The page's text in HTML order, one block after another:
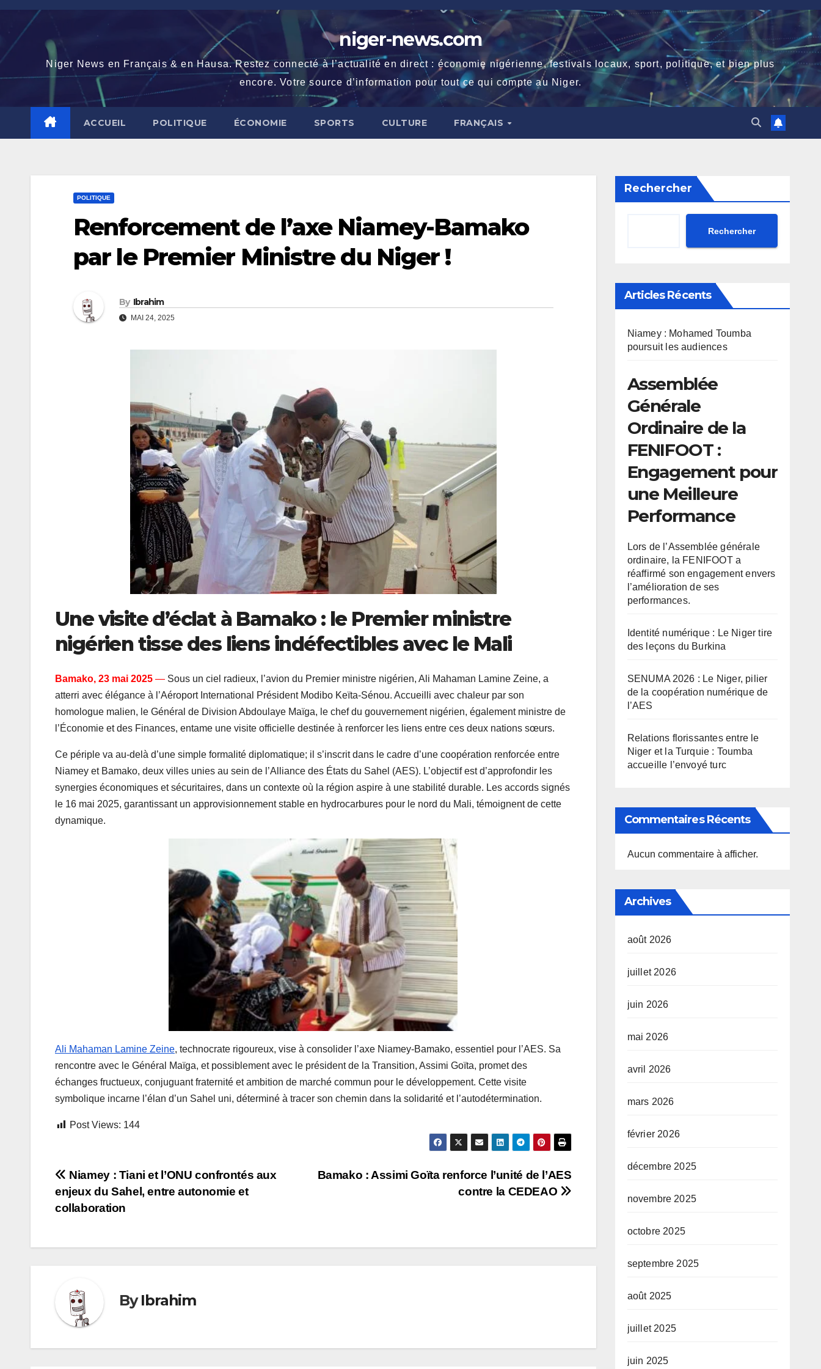
Skip
content
niger-news.com
Niger News en Français & en Hausa. Restez connecté à l’actualité en direct : économie nigérienne, festivals locaux, sport, politique, et bien plus
encore. Votre source d’information pour tout ce qui compte au Niger.
ACCUEIL POLITIQUE ÉCONOMIE SPORTS CULTURE FRANÇAIS
POLITIQUE
Renforcement de l’axe Niamey-Bamako
par le Premier Ministre du Niger !
By Ibrahim
MAI 24, 2025
Une visite d’éclat à Bamako : le Premier ministre
nigérien tisse des liens indéfectibles avec le Mali
Bamako, 23 mai 2025 — Sous un ciel radieux, l’avion du Premier ministre nigérien, Ali Mahaman Lamine Zeine, a
atterri avec élégance à l’Aéroport International Président Modibo Keïta-Sénou. Accueilli avec chaleur par son
homologue malien, le Général de Division Abdoulaye Maïga, le chef du gouvernement nigérien, également ministre de
l’Économie et des Finances, entame une visite officielle destinée à renforcer les liens entre ces deux nations sœurs.
Ce périple va au-delà d’une simple formalité diplomatique; il s’inscrit dans le cadre d’une coopération renforcée entre
Niamey et Bamako, deux villes unies au sein de l’Alliance des États du Sahel (AES). L’objectif est d’approfondir les
synergies économiques et sécuritaires, dans un contexte où la région aspire à une stabilité durable. Les accords signés
le 16 mai 2025, garantissant un approvisionnement stable en hydrocarbures pour le nord du Mali, témoignent de cette
dynamique.
Ali Mahaman Lamine Zeine, technocrate rigoureux, vise à consolider l’axe Niamey-Bamako, essentiel pour l’AES. Sa
rencontre avec le Général Maïga, et possiblement avec le président de la Transition, Assimi Goïta, promet des
échanges fructueux, conjuguant fraternité et ambition de marché commun pour le développement. Cette visite
symbolique incarne l’élan d’un Sahel uni, déterminé à tracer son chemin dans la solidarité et l’autodétermination.
Post Views: 144
Navigation
de
Bamako : Assimi Goïta renforce l’unité de l’AES
contre la CEDEAO
Niamey : Tiani et l’ONU confrontés aux
enjeux du Sahel, entre autonomie et
collaboration
ByIbrahim
Rechercher
Rechercher
Articles Récents
Niamey : Mohamed Toumba
poursuit les audiences
Assemblée
Générale
Ordinaire de la
FENIFOOT :
Engagement pour
une Meilleure
Performance
Lors de l’Assemblée générale
ordinaire, la FENIFOOT a
réaffirmé son engagement envers
l’amélioration de ses
performances.
Identité numérique : Le Niger tire
des leçons du Burkina
SENUMA 2026 : Le Niger, pilier
de la coopération numérique de
l’AES
Relations florissantes entre le
Niger et la Turquie : Toumba
accueille l’envoyé turc
Commentaires Récents
Aucun commentaire à afficher.
Archives
août 2026
juillet 2026
juin 2026
mai 2026
avril 2026
mars 2026
février 2026
décembre 2025
novembre 2025
octobre 2025
septembre 2025
août 2025
juillet 2025
juin 2025